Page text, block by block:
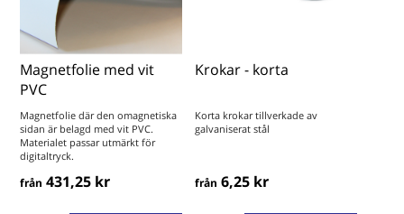
Magnetfolie med vit
PVC
Magnetfolie där den omagnetiska
sidan är belagd med vit PVC.
Materialet passar utmärkt för
digitaltryck.
från 431,25 kr
Krokar - korta
Korta krokar tillverkade av
galvaniserat stål
från 6,25 kr